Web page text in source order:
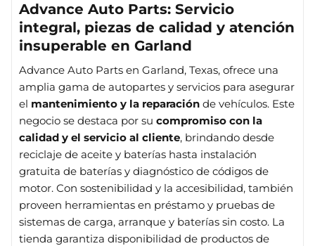
Advance Auto Parts: Servicio
integral, piezas de calidad y atención
insuperable en Garland
Advance Auto Parts en Garland, Texas, ofrece una
amplia gama de autopartes y servicios para asegurar
el mantenimiento y la reparación de vehículos. Este
negocio se destaca por su compromiso con la
calidad y el servicio al cliente, brindando desde
reciclaje de aceite y baterías hasta instalación
gratuita de baterías y diagnóstico de códigos de
motor. Con sostenibilidad y la accesibilidad, también
proveen herramientas en préstamo y pruebas de
sistemas de carga, arranque y baterías sin costo. La
tienda garantiza disponibilidad de productos de